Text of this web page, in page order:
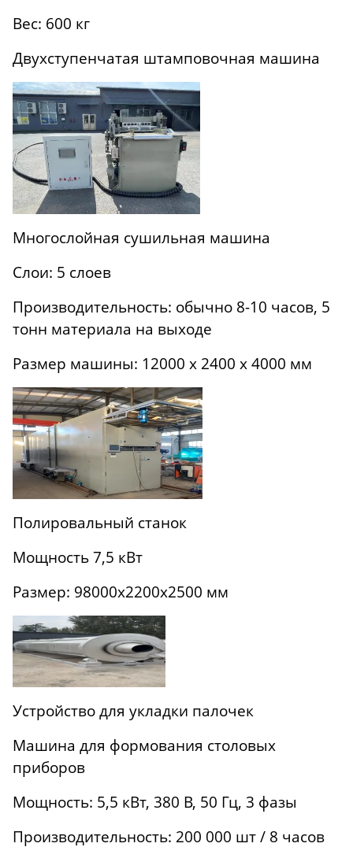
Вес: 600 кг
Двухступенчатая штамповочная машина
Многослойная сушильная машина
Слои: 5 слоев
Производительность: обычно 8-10 часов, 5
тонн материала на выходе
Размер машины: 12000 x 2400 x 4000 мм
Полировальный станок
Мощность 7,5 кВт
Размер: 98000x2200x2500 мм
Устройство для укладки палочек
Машина для формования столовых
приборов
Мощность: 5,5 кВт, 380 В, 50 Гц, 3 фазы
Производительность: 200 000 шт / 8 часов